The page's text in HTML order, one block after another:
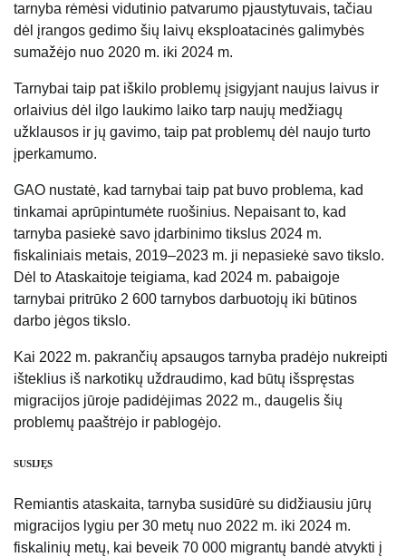
tarnyba rėmėsi vidutinio patvarumo pjaustytuvais, tačiau
dėl įrangos gedimo šių laivų eksploatacinės galimybės
sumažėjo nuo 2020 m. iki 2024 m.
Tarnybai taip pat iškilo problemų įsigyjant naujus laivus ir
orlaivius dėl ilgo laukimo laiko tarp naujų medžiagų
užklausos ir jų gavimo, taip pat problemų dėl naujo turto
įperkamumo.
GAO nustatė, kad tarnybai taip pat buvo problema, kad
tinkamai aprūpintumėte ruošinius. Nepaisant to, kad
tarnyba pasiekė savo įdarbinimo tikslus 2024 m.
fiskaliniais metais, 2019–2023 m. ji nepasiekė savo tikslo.
Dėl to Ataskaitoje teigiama, kad 2024 m. pabaigoje
tarnybai pritrūko 2 600 tarnybos darbuotojų iki būtinos
darbo jėgos tikslo.
Kai 2022 m. pakrančių apsaugos tarnyba pradėjo nukreipti
išteklius iš narkotikų uždraudimo, kad būtų išspręstas
migracijos jūroje padidėjimas 2022 m., daugelis šių
problemų paaštrėjo ir pablogėjo.
SUSIJĘS
Remiantis ataskaita, tarnyba susidūrė su didžiausiu jūrų
migracijos lygiu per 30 metų nuo 2022 m. iki 2024 m.
fiskalinių metų, kai beveik 70 000 migrantų bandė atvykti į